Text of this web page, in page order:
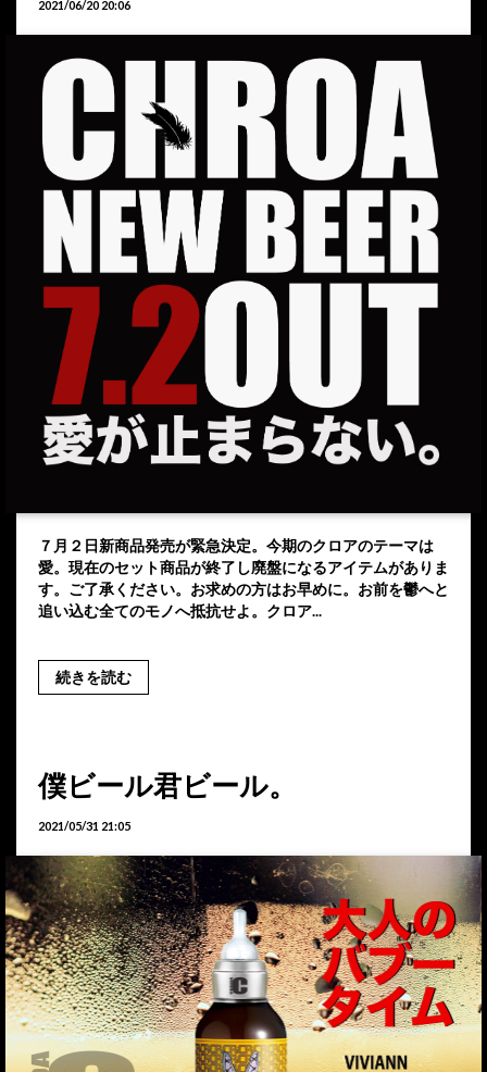
2021/06/20 20:06
７月２日新商品発売が緊急決定。今期のクロアのテーマは
愛。現在のセット商品が終了し廃盤になるアイテムがありま
す。ご了承ください。お求めの方はお早めに。お前を鬱へと
追い込む全てのモノへ抵抗せよ。クロア...
続きを読む
僕ビール君ビール。
2021/05/31 21:05